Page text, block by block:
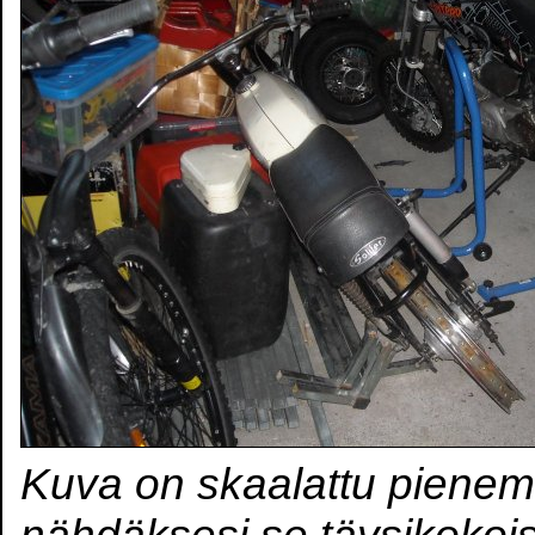
Kuva on skaalattu